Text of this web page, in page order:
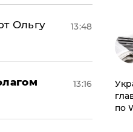
Ольгу
13:48
13:16
по